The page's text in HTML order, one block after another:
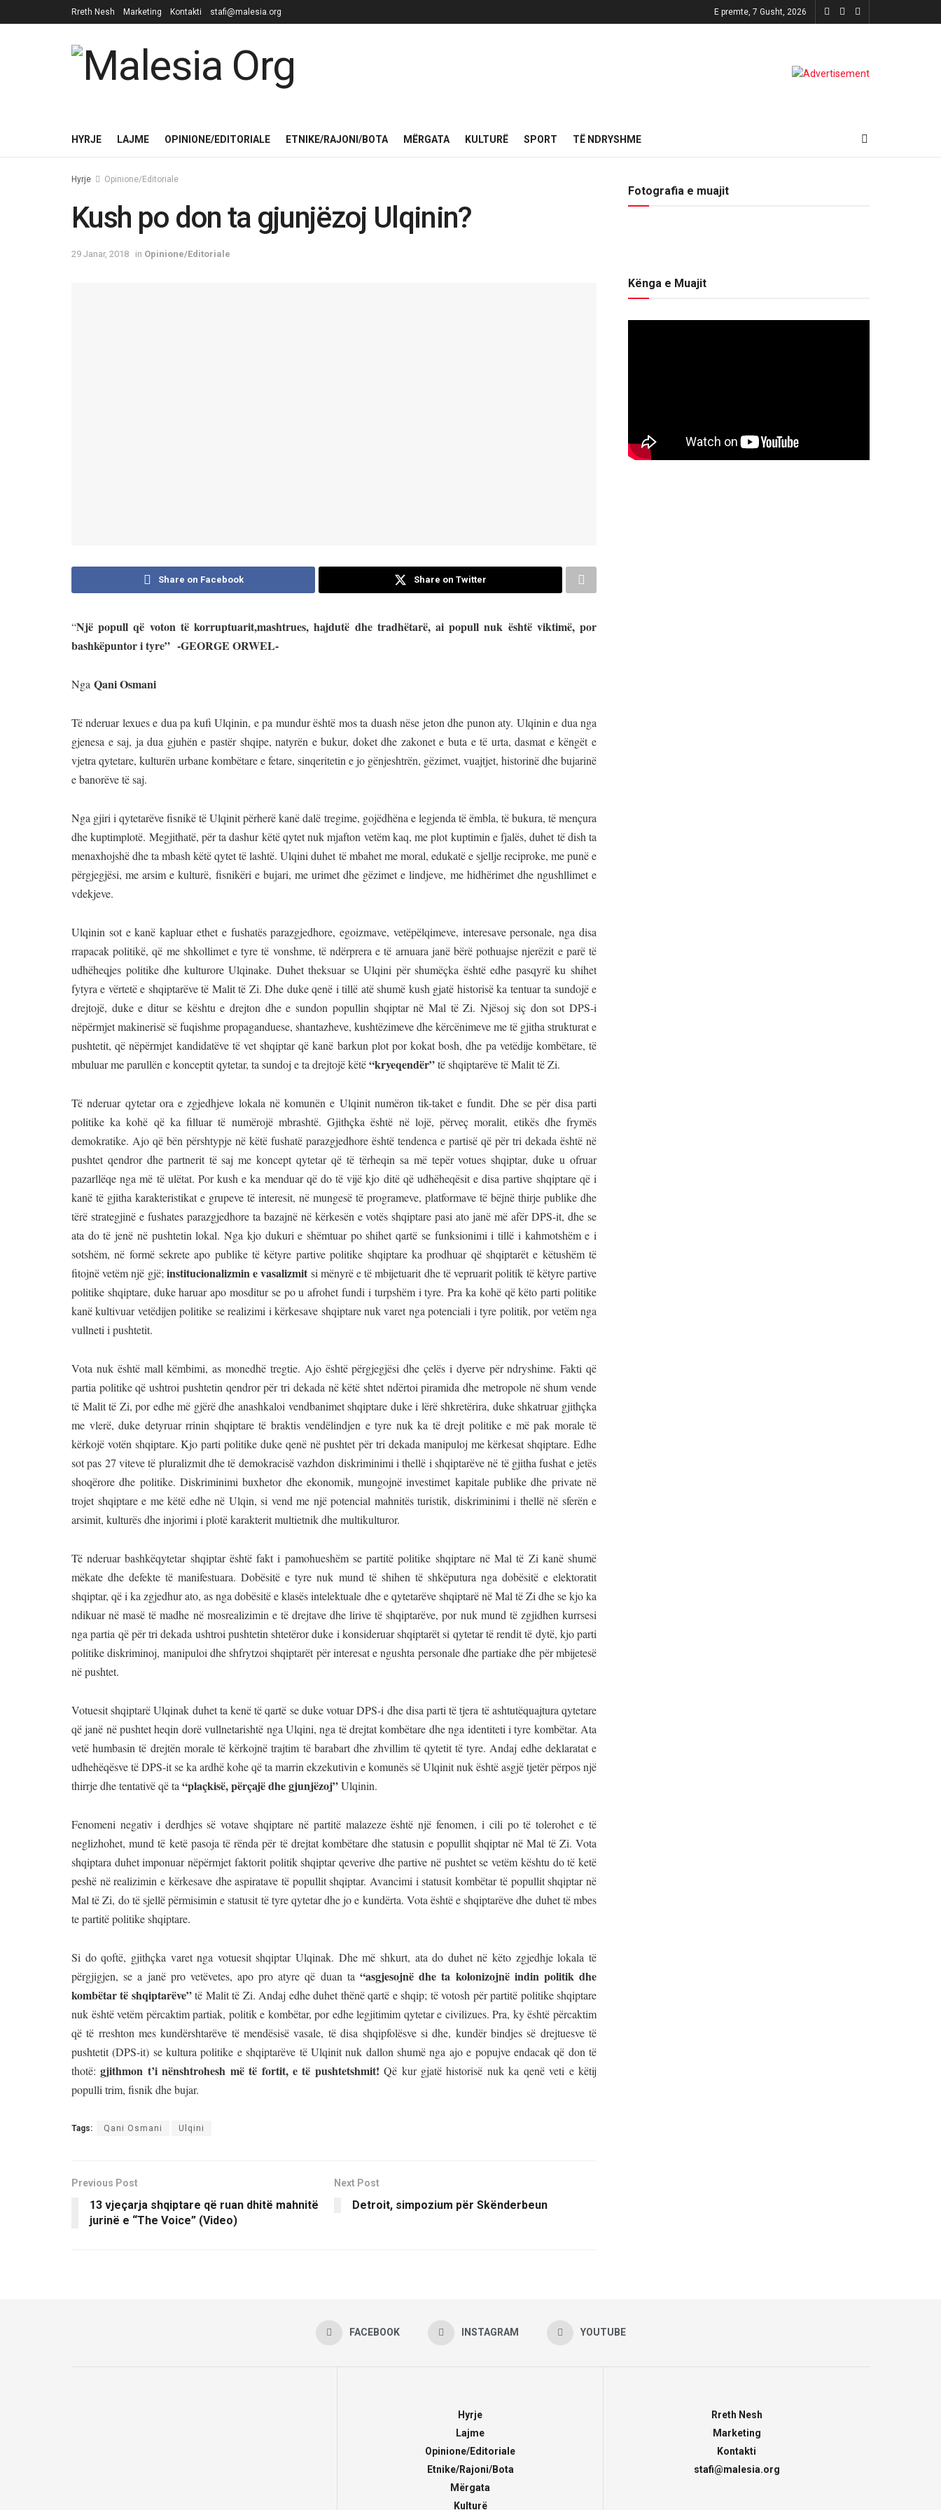
Rreth Nesh Marketing Kontakti stafi@malesia.org E premte, 7 Gusht, 2026
HYRJE LAJME OPINIONE/EDITORIALE ETNIKE/RAJONI/BOTA MËRGATA KULTURË SPORT TË NDRYSHME
Hyrje Opinione/Editoriale
Kush po don ta gjunjëzoj Ulqinin?
29 Janar, 2018 in Opinione/Editoriale
Share on Facebook Share on Twitter
“Një popull që voton të korruptuarit,mashtrues, hajdutë dhe tradhëtarë, ai popull nuk është viktimë, por
bashkëpuntor i tyre” -GEORGE ORWEL-
Nga Qani Osmani
Të nderuar lexues e dua pa kufi Ulqinin, e pa mundur është mos ta duash nëse jeton dhe punon aty. Ulqinin e dua nga
gjenesa e saj, ja dua gjuhën e pastër shqipe, natyrën e bukur, doket dhe zakonet e buta e të urta, dasmat e këngët e
vjetra qytetare, kulturën urbane kombëtare e fetare, sinqeritetin e jo gënjeshtrën, gëzimet, vuajtjet, historinë dhe bujarinë
e banorëve të saj.
Nga gjiri i qytetarëve fisnikë të Ulqinit përherë kanë dalë tregime, gojëdhëna e legjenda të ëmbla, të bukura, të mençura
dhe kuptimplotë. Megjithatë, për ta dashur këtë qytet nuk mjafton vetëm kaq, me plot kuptimin e fjalës, duhet të dish ta
menaxhojshë dhe ta mbash këtë qytet të lashtë. Ulqini duhet të mbahet me moral, edukatë e sjellje reciproke, me punë e
përgjegjësi, me arsim e kulturë, fisnikëri e bujari, me urimet dhe gëzimet e lindjeve, me hidhërimet dhe ngushllimet e
vdekjeve.
Ulqinin sot e kanë kapluar ethet e fushatës parazgjedhore, egoizmave, vetëpëlqimeve, interesave personale, nga disa
rrapacak politikë, që me shkollimet e tyre të vonshme, të ndërprera e të arnuara janë bërë pothuajse njerëzit e parë të
udhëheqjes politike dhe kulturore Ulqinake. Duhet theksuar se Ulqini për shumëçka është edhe pasqyrë ku shihet
fytyra e vërtetë e shqiptarëve të Malit të Zi. Dhe duke qenë i tillë atë shumë kush gjatë historisë ka tentuar ta sundojë e
drejtojë, duke e ditur se kështu e drejton dhe e sundon popullin shqiptar në Mal të Zi. Njësoj siç don sot DPS-i
nëpërmjet makinerisë së fuqishme propaganduese, shantazheve, kushtëzimeve dhe kërcënimeve me të gjitha strukturat e
pushtetit, që nëpërmjet kandidatëve të vet shqiptar që kanë barkun plot por kokat bosh, dhe pa vetëdije kombëtare, të
mbuluar me parullën e konceptit qytetar, ta sundoj e ta drejtojë këtë“kryeqendër”të shqiptarëve të Malit të Zi.
Të nderuar qytetar ora e zgjedhjeve lokala në komunën e Ulqinit numëron tik-taket e fundit. Dhe se për disa parti
politike ka kohë që ka filluar të numërojë mbrashtë. Gjithçka është në lojë, përveç moralit, etikës dhe frymës
demokratike. Ajo që bën përshtypje në këtë fushatë parazgjedhore është tendenca e partisë që për tri dekada është në
pushtet qendror dhe partnerit të saj me koncept qytetar që të tërheqin sa më tepër votues shqiptar, duke u ofruar
pazarllëqe nga më të ulëtat. Por kush e ka menduar që do të vijë kjo ditë që udhëheqësit e disa partive shqiptare që i
kanë të gjitha karakteristikat e grupeve të interesit, në mungesë të programeve, platformave të bëjnë thirje publike dhe
tërë strategjinë e fushates parazgjedhore ta bazajnë në kërkesën e votës shqiptare pasi ato janë më afër DPS-it, dhe se
ata do të jenë në pushtetin lokal. Nga kjo dukuri e shëmtuar po shihet qartë se funksionimi i tillë i kahmotshëm e i
sotshëm, në formë sekrete apo publike të këtyre partive politike shqiptare ka prodhuar që shqiptarët e këtushëm të
fitojnë vetëm një gjë; institucionalizmin e vasalizmit si mënyrë e të mbijetuarit dhe të vepruarit politik të këtyre partive
politike shqiptare, duke haruar apo mosditur se po u afrohet fundi i turpshëm i tyre. Pra ka kohë që këto parti politike
kanë kultivuar vetëdijen politike se realizimi i kërkesave shqiptare nuk varet nga potenciali i tyre politik, por vetëm nga
vullneti i pushtetit.
Vota nuk është mall këmbimi, as monedhë tregtie. Ajo është përgjegjësi dhe çelës i dyerve për ndryshime. Fakti që
partia politike që ushtroi pushtetin qendror për tri dekada në këtë shtet ndërtoi piramida dhe metropole në shum vende
të Malit të Zi, por edhe më gjërë dhe anashkaloi vendbanimet shqiptare duke i lërë shkretërira, duke shkatruar gjithçka
me vlerë, duke detyruar rrinin shqiptare të braktis vendëlindjen e tyre nuk ka të drejt politike e më pak morale të
kërkojë votën shqiptare. Kjo parti politike duke qenë në pushtet për tri dekada manipuloj me kërkesat shqiptare. Edhe
sot pas 27 viteve të pluralizmit dhe të demokracisë vazhdon diskriminimi i thellë i shqiptarëve në të gjitha fushat e jetës
shoqërore dhe politike. Diskriminimi buxhetor dhe ekonomik, mungojnë investimet kapitale publike dhe private në
trojet shqiptare e me këtë edhe në Ulqin, si vend me një potencial mahnitës turistik, diskriminimi i thellë në sferën e
arsimit, kulturës dhe injorimi i plotë karakterit multietnik dhe multikulturor.
Të nderuar bashkëqytetar shqiptar është fakt i pamohueshëm se partitë politike shqiptare në Mal të Zi kanë shumë
mëkate dhe defekte të manifestuara. Dobësitë e tyre nuk mund të shihen të shkëputura nga dobësitë e elektoratit
shqiptar, që i ka zgjedhur ato, as nga dobësitë e klasës intelektuale dhe e qytetarëve shqiptarë në Mal të Zi dhe se kjo ka
ndikuar në masë të madhe në mosrealizimin e të drejtave dhe lirive të shqiptarëve, por nuk mund të zgjidhen kurrsesi
nga partia që për tri dekada ushtroi pushtetin shtetëror duke i konsideruar shqiptarët si qytetar të rendit të dytë, kjo parti
politike diskriminoj, manipuloi dhe shfrytzoi shqiptarët për interesat e ngushta personale dhe partiake dhe për mbijetesë
në pushtet.
Votuesit shqiptarë Ulqinak duhet ta kenë të qartë se duke votuar DPS-i dhe disa parti të tjera të ashtutëquajtura qytetare
që janë në pushtet heqin dorë vullnetarishtë nga Ulqini, nga të drejtat kombëtare dhe nga identiteti i tyre kombëtar. Ata
vetë humbasin të drejtën morale të kërkojnë trajtim të barabart dhe zhvillim të qytetit të tyre. Andaj edhe deklaratat e
udhehëqësve të DPS-it se ka ardhë kohe që ta marrin ekzekutivin e komunës së Ulqinit nuk është asgjë tjetër përpos një
thirrje dhe tentativë që ta “plaçkisë, përçajë dhe gjunjëzoj”Ulqinin.
Fenomeni negativ i derdhjes së votave shqiptare në partitë malazeze është një fenomen, i cili po të tolerohet e të
neglizhohet, mund të ketë pasoja të rënda për të drejtat kombëtare dhe statusin e popullit shqiptar në Mal të Zi. Vota
shqiptara duhet imponuar nëpërmjet faktorit politik shqiptar qeverive dhe partive në pushtet se vetëm kështu do të ketë
peshë në realizimin e kërkesave dhe aspiratave të popullit shqiptar. Avancimi i statusit kombëtar të popullit shqiptar në
Mal të Zi, do të sjellë përmisimin e statusit të tyre qytetar dhe jo e kundërta. Vota është e shqiptarëve dhe duhet të mbes
te partitë politike shqiptare.
Si do qoftë, gjithçka varet nga votuesit shqiptar Ulqinak. Dhe më shkurt, ata do duhet në këto zgjedhje lokala të
përgjigjen, se a janë pro vetëvetes, apo pro atyre që duan ta “asgjesojnë dhe ta kolonizojnë indin politik dhe
kombëtar të shqiptarëve”të Malit të Zi. Andaj edhe duhet thënë qartë e shqip; të votosh për partitë politike shqiptare
nuk është vetëm përcaktim partiak, politik e kombëtar, por edhe legjitimim qytetar e civilizues. Pra, ky është përcaktim
që të rreshton mes kundërshtarëve të mendësisë vasale, të disa shqipfolësve si dhe, kundër bindjes së drejtuesve të
pushtetit (DPS-it) se kultura politike e shqiptarëve të Ulqinit nuk dallon shumë nga ajo e popujve endacak që don të
thotë:gjithmon t’i nënshtrohesh më të fortit, e të pushtetshmit!Që kur gjatë historisë nuk ka qenë veti e këtij
populli trim, fisnik dhe bujar.
Tags: Qani Osmani Ulqini
Previous Post
13 vjeçarja shqiptare që ruan dhitë mahnitë
jurinë e “The Voice” (Video)
Next Post
Detroit, simpozium për Skënderbeun
Fotografia e muajit
Kënga e Muajit
FACEBOOK INSTAGRAM YOUTUBE
Hyrje
Lajme
Opinione/Editoriale
Etnike/Rajoni/Bota
Mërgata
Kulturë
Rreth Nesh
Marketing
Kontakti
stafi@malesia.org